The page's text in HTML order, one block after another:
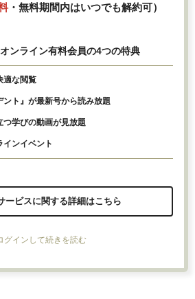
・無料期間内はいつでも解約可）
ンライン有料会員の4つの特典
適な閲覧
ント』が最新号から読み放題
つ学びの動画が見放題
インイベント
ービスに関する詳細はこちら
グインして続きを読む